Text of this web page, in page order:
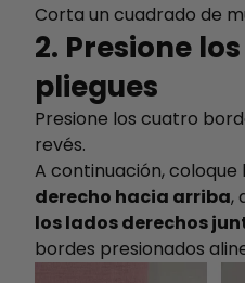
Corta un cuadrado de
2. Presione
pliegues
Presione los cuatro
revés.
A continuación, coloque
derecho hacia arriba,
los lados derechos
bordes presionados